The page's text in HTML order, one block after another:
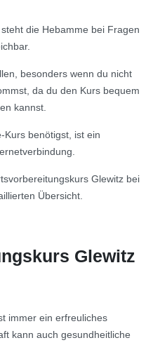
die Hebamme bei Fragen
besonders wenn du nicht
da du den Kurs bequem
kannst.
Kurs benötigst, ist ein
Glewitz bei
Übersicht.
Glewitz
immer ein erfreuliches
kann auch gesundheitliche